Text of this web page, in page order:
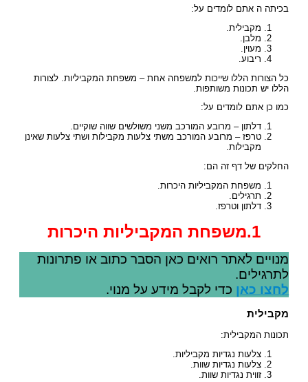
בכיתה ה אתם לומדים על:
מקבילית.
מלבן.
מעוין.
ריבוע.
כל הצורות הללו שייכות למשפחה אחת – משפחת המקביליות. לצורות
הללו יש תכונות משותפות.
כמו כן אתם לומדים על:
דלתון – מרובע המורכב משני משולשים שווה שוקיים.
טרפז – מרובע המורכב משתי צלעות מקבילות ושתי צלעות שאינן
מקבילות.
החלקים של דף זה הם:
משפחת המקביליות היכרות.
תרגילים.
דלתון וטרפז.
מנויים לאתר רואים כאן הסבר כתוב או פתרונות
לתרגילים.
לחצו כאןכדי לקבל מידע על מנוי.
מקבילית
תכונות המקבילית:
צלעות נגדיות מקביליות.
צלעות נגדיות שוות.
זווית נגדיות שוות.